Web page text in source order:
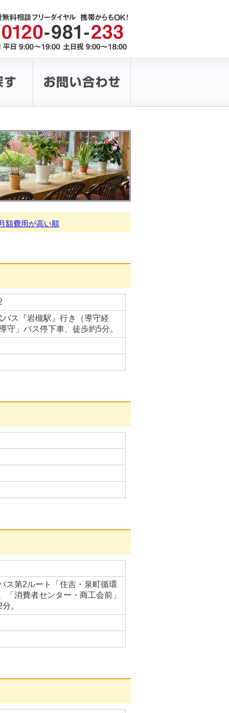
月額費用が高い順
バス『岩槻駅』行き（導守経
守」バス停下車、徒歩約5分。
ス第2ルート「住吉・泉町循環
「消費者センター・商工会前」
。